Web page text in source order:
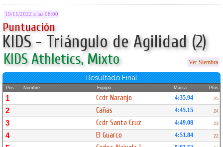
19/11/2022 a las 08:00
Puntuación
KIDS - Triángulo de Agilidad (2)
KIDS Athletics, Mixto Ver Siembra
Resultado Final
Pos Nombre Equipo Marca Ptos
1 Ccdr Naranjo 4:35.94 25
2 Cañas 4:45.15 24
3 Ccdr Santa Cruz 4:49.08 23
4 El Guarco 4:51.84 22